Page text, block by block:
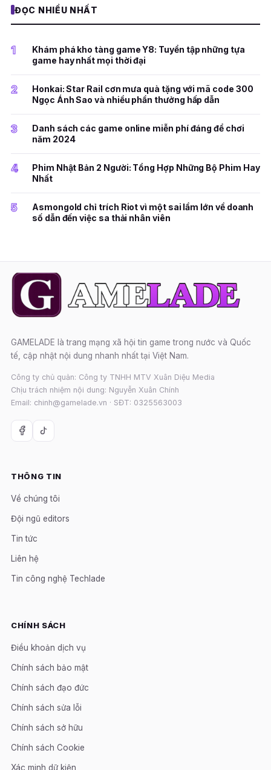
ĐỌC NHIỀU NHẤT
1
Khám phá kho tàng game Y8: Tuyển tập những tựa
game hay nhất mọi thời đại
2
Honkai: Star Rail cơn mưa quà tặng với mã code 300
Ngọc Ánh Sao và nhiều phần thưởng hấp dẫn
3
Danh sách các game online miễn phí đáng để chơi
năm 2024
4
Phim Nhật Bản 2 Người: Tổng Hợp Những Bộ Phim Hay
Nhất
5
Asmongold chỉ trích Riot vì một sai lầm lớn về doanh
số dẫn đến việc sa thải nhân viên
GAMELADE là trang mạng xã hội tin game trong nước và Quốc
tế, cập nhật nội dung nhanh nhất tại Việt Nam.
Công ty chủ quản: Công ty TNHH MTV Xuân Diệu Media
Chịu trách nhiệm nội dung: Nguyễn Xuân Chính
Email: chinh@gamelade.vn · SĐT: 0325563003
THÔNG TIN
Về chúng tôi
Đội ngũ editors
Tin tức
Liên hệ
Tin công nghệ Techlade
CHÍNH SÁCH
Điều khoản dịch vụ
Chính sách bảo mật
Chính sách đạo đức
Chính sách sửa lỗi
Chính sách sở hữu
Chính sách Cookie
Xác minh dữ kiện